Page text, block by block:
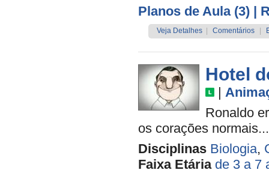
Planos de Aula (3) |
Veja Detalhes Comentários
Hotel
|
Ronaldo
os corações normais...
Disciplinas Biologia,
Faixa Etária de 3 a 7